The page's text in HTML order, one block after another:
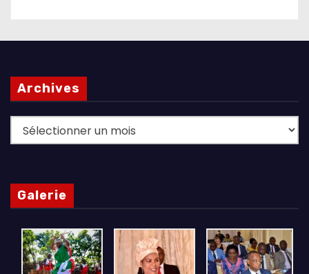
Archives
Archives
Galerie